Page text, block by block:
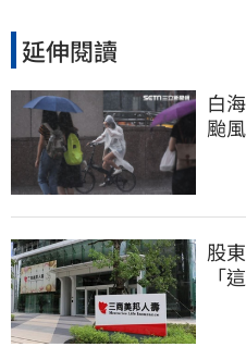
延伸閱讀
白
颱
股
「